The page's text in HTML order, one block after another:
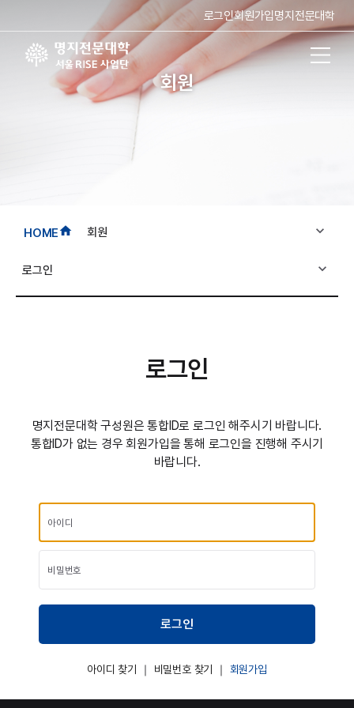
로그인회원가입명지전문대학
회원
HOMEhome 회원 expand_more
로그인 expand_more
로그인
명지전문대학 구성원은 통합ID로 로그인 해주시기 바랍니다.
통합ID가 없는 경우 회원가입을 통해 로그인을 진행해 주시기
바랍니다.
아이디 찾기 ｜ 비밀번호 찾기 ｜ 회원가입